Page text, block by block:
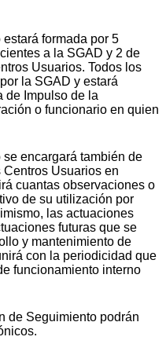
formada por 5
a la SGAD y 2 de
Usuarios. Todos los
la SGAD y estará
de Impulso de la
o funcionario en quien
encargará también de
Usuarios en
cuantas observaciones o
de su utilización por
las actuaciones
futuras que se
y mantenimiento de
con la periodicidad que
funcionamiento interno
de Seguimiento podrán